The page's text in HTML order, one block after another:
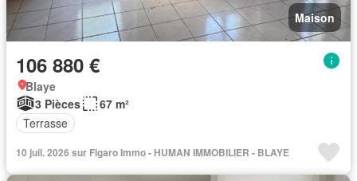
Maison
106 880 €
Blaye
3 Pièces
67 m²
Terrasse
10 juil. 2026 sur Figaro Immo - HUMAN IMMOBILIER - BLAYE